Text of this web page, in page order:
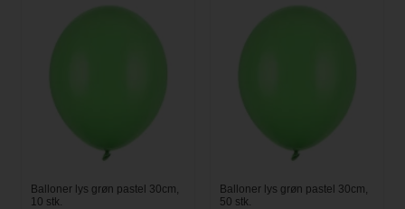
Balloner lys grøn pastel 30cm,
10 stk.
Balloner lys grøn pastel 30cm,
50 stk.